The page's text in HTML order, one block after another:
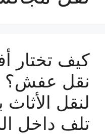
كيف تختار
نقل عفش؟
لنقل
تلف داخل